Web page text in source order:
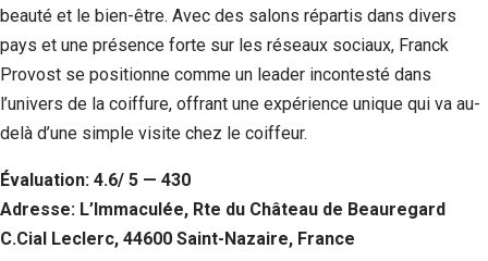
beauté et le bien-être. Avec des salons répartis dans divers
pays et une présence forte sur les réseaux sociaux, Franck
Provost se positionne comme un leader incontesté dans
l’univers de la coiffure, offrant une expérience unique qui va au-
delà d’une simple visite chez le coiffeur.
Évaluation: 4.6/ 5 — 430
Adresse: L’Immaculée, Rte du Château de Beauregard
C.Cial Leclerc, 44600 Saint-Nazaire, France